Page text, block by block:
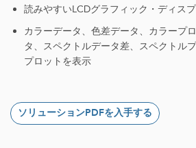
読みやすいLCDグラフィック・ディス
カラーデータ、色差データ、カラープ
タ、スペクトルデータ差、スペクトル
プロットを表示
ソリューションPDFを入手する